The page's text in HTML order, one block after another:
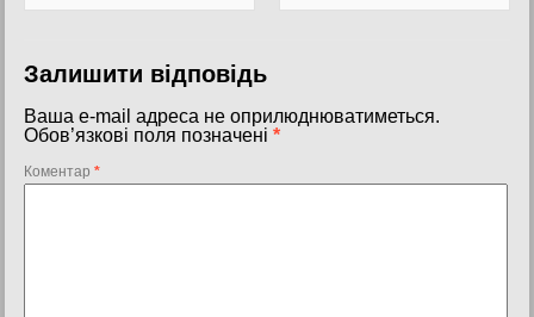
Залишити відповідь
Ваша e-mail адреса не оприлюднюватиметься.
Обов’язкові поля позначені *
Коментар *